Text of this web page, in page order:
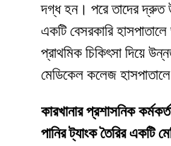
দগ্ধ হন। পরে তাদের দ্রুত
একটি বেসরকারি
প্রাথমিক চিকিৎসা দিয়ে
মেডিকেল কলেজ
কারখানার প্রশাসনিক
পানির ট্যাংক তৈরির একটি